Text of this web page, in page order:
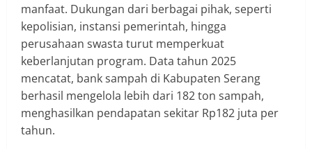
manfaat. Dukungan dari berbagai pihak, seperti
kepolisian, instansi pemerintah, hingga
perusahaan swasta turut memperkuat
keberlanjutan program. Data tahun 2025
mencatat, bank sampah di Kabupaten Serang
berhasil mengelola lebih dari 182 ton sampah,
menghasilkan pendapatan sekitar Rp182 juta per
tahun.